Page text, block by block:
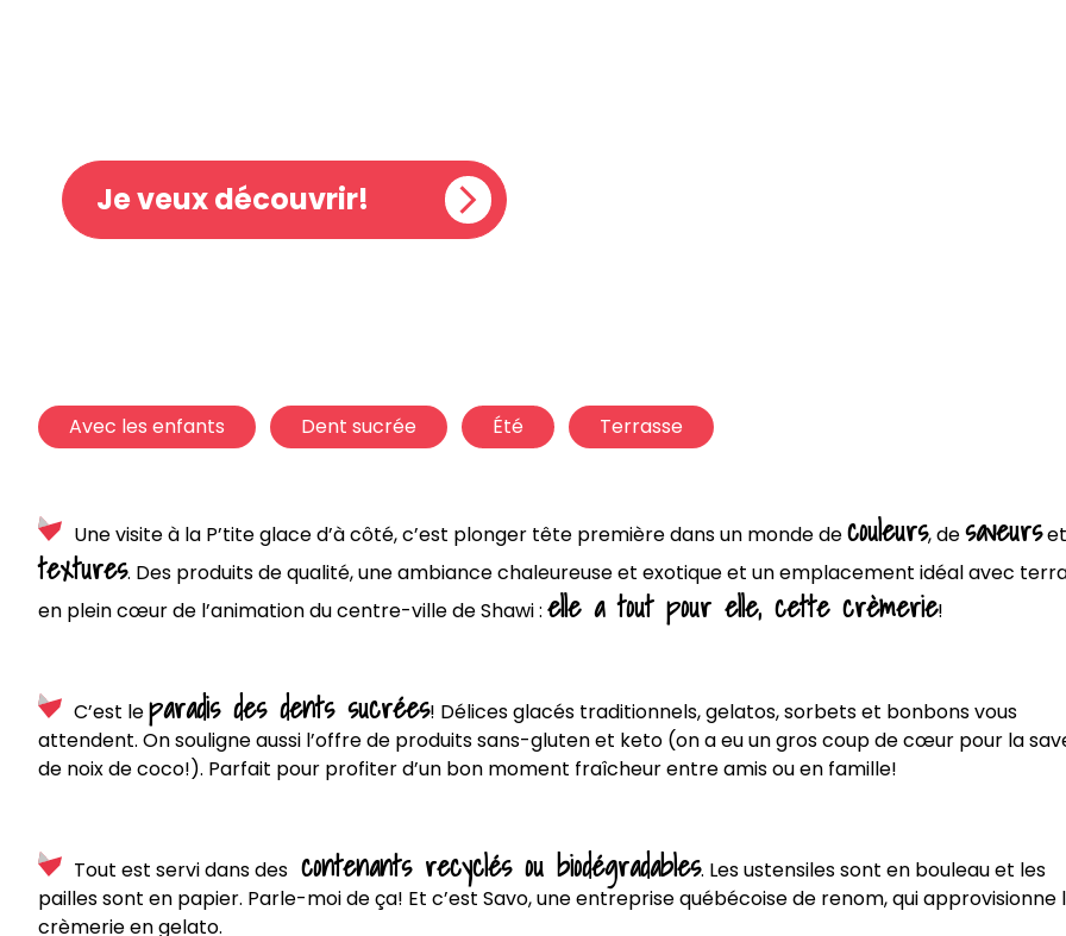
Je veux découvrir!
Avec les enfants Dent sucrée Été Terrasse
Une visite à la P’tite glace d’à côté, c’est plonger tête première dans un monde decouleurs, desaveurs
textures. Des produits de qualité, une ambiance chaleureuse et exotique et un emplacement idéal avec
en plein cœur de l’animation du centre-ville de Shawi : elle a tout pour elle, cette crèmerie!
C’est leparadis des dents sucrées! Délices glacés traditionnels, gelatos, sorbets et bonbons vous
attendent. On souligne aussi l’offre de produits sans-gluten et keto (on a eu un gros coup de cœur pour la
de noix de coco!). Parfait pour profiter d’un bon moment fraîcheur entre amis ou en famille!
Tout est servi dans des contenants recyclés ou biodégradables. Les ustensiles sont en bouleau et les
pailles sont en papier. Parle-moi de ça! Et c’est Savo, une entreprise québécoise de renom, qui approvisionne
crèmerie en gelato.